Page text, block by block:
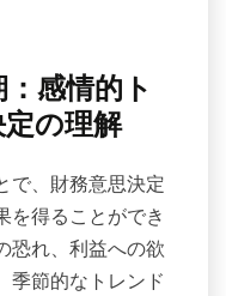
感情的ト
定の理解
で、財務意思決定
を得ることができ
恐れ、利益への欲
季節的なトレンド